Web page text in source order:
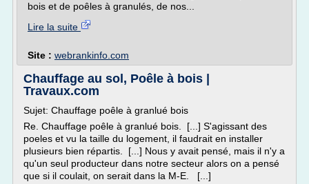
bois et de poêles à granulés, de nos...
Lire la suite
Site : webrankinfo.com
Chauffage au sol, Poêle à bois |
Travaux.com
Sujet: Chauffage poêle à granlué bois
Re. Chauffage poêle à granlué bois. [...] S'agissant des
poeles et vu la taille du logement, il faudrait en installer
plusieurs bien répartis. [...] Nous y avait pensé, mais il n'y a
qu'un seul producteur dans notre secteur alors on a pensé
que si il coulait, on serait dans la M-E. [...]